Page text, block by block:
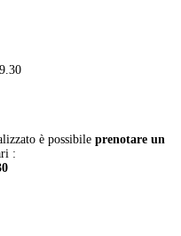
è possibile prenotare un
: